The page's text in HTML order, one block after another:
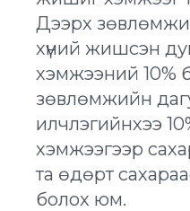
Дээрх
хүний жишсэн
хэмжээний
зөвлөмжийн
илчлэгийнхээ
хэмжээгээр
та өдөрт
болох юм.